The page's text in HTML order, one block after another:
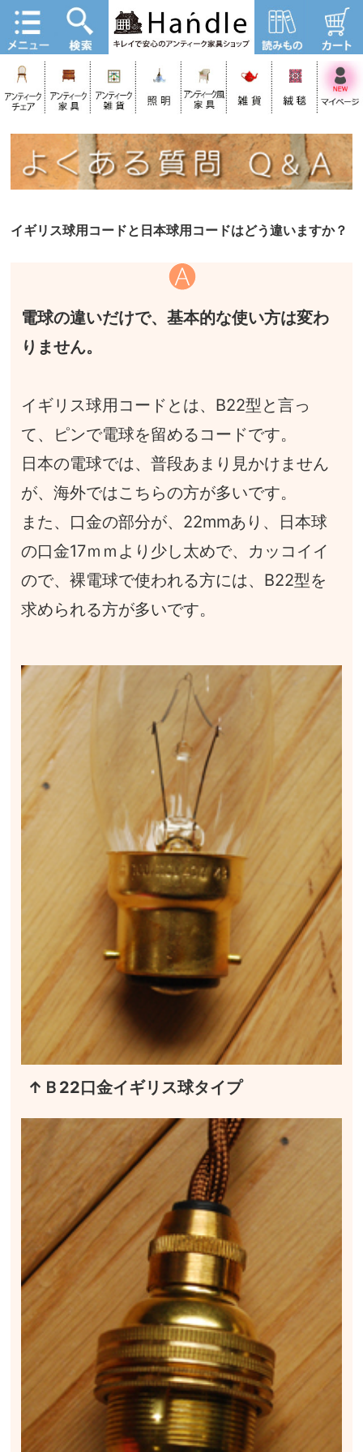
イギリス球用コードと日本球用コードはどう違いますか？
電球の違いだけで、基本的な使い方は変わ
りません。
イギリス球用コードとは、B22型と言っ
て、ピンで電球を留めるコードです。
日本の電球では、普段あまり見かけません
が、海外ではこちらの方が多いです。
また、口金の部分が、22mmあり、日本球
の口金17ｍｍより少し太めで、カッコイイ
ので、裸電球で使われる方には、B22型を
求められる方が多いです。
↑Ｂ22口金イギリス球タイプ